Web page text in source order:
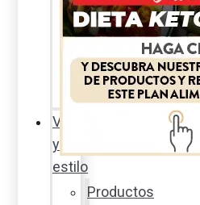
Sexualidad
responsable
la
percha
Vida
y
estilo
Productos